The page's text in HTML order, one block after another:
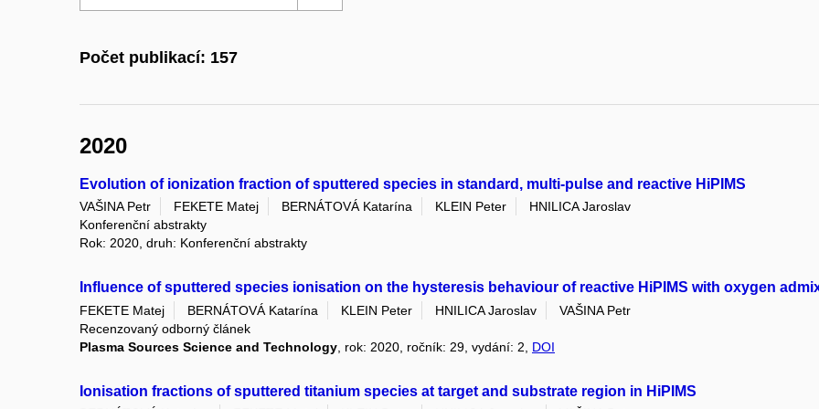
Počet publikací: 157
2020
Evolution of ionization fraction of sputtered species in standard, multi-pulse and reactive HiPIMS
VAŠINA Petr FEKETE Matej BERNÁTOVÁ Katarína KLEIN Peter
HNILICA Jaroslav
Konferenční abstrakty
Rok: 2020, druh: Konferenční abstrakty
Influence of sputtered species ionisation on the hysteresis behaviour of reactive HiPIMS with oxygen
FEKETE Matej BERNÁTOVÁ Katarína KLEIN Peter HNILICA Jaroslav
VAŠINA Petr
Recenzovaný odborný článek
Plasma Sources Science and Technology , rok: 2020, ročník: 29, vydání: 2, DOI
Ionisation fractions of sputtered titanium species at target and substrate region in HiPIMS